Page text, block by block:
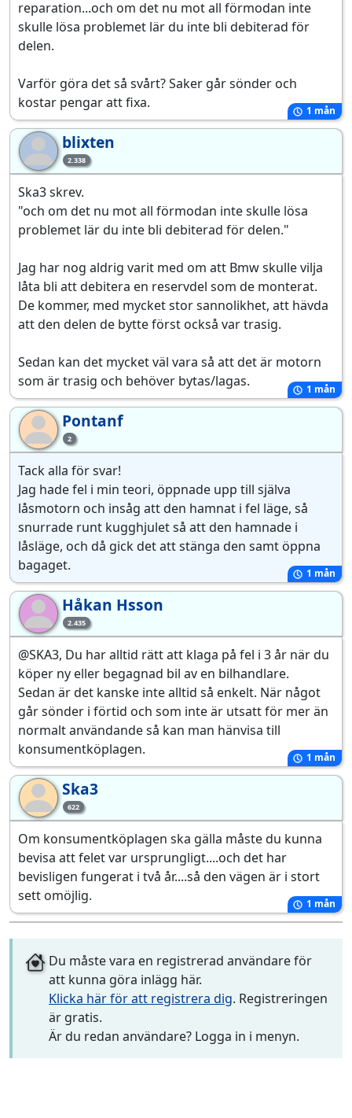
reparation...och om det nu mot all förmodan inte
skulle lösa problemet lär du inte bli debiterad för
delen.
Varför göra det så svårt? Saker går sönder och
kostar pengar att fixa.
1 mån
bl 2.338
blixten
Ska3 skrev.
"och om det nu mot all förmodan inte skulle lösa
problemet lär du inte bli debiterad för delen."
Jag har nog aldrig varit med om att Bmw skulle vilja
låta bli att debitera en reservdel som de monterat.
De kommer, med mycket stor sannolikhet, att hävda
att den delen de bytte först också var trasig.
Sedan kan det mycket väl vara så att det är motorn
som är trasig och behöver bytas/lagas.
1 mån
Po 2
Pontanf
Tack alla för svar!
Jag hade fel i min teori, öppnade upp till själva
låsmotorn och insåg att den hamnat i fel läge, så
snurrade runt kugghjulet så att den hamnade i
låsläge, och då gick det att stänga den samt öppna
bagaget.
1 mån
Hå 2.435
Håkan Hsson
@SKA3, Du har alltid rätt att klaga på fel i 3 år när du
köper ny eller begagnad bil av en bilhandlare.
Sedan är det kanske inte alltid så enkelt. När något
går sönder i förtid och som inte är utsatt för mer än
normalt användande så kan man hänvisa till
konsumentköplagen.
1 mån
Sk 622
Ska3
Om konsumentköplagen ska gälla måste du kunna
bevisa att felet var ursprungligt....och det har
bevisligen fungerat i två år....så den vägen är i stort
sett omöjlig.
1 mån
Du måste vara en registrerad användare för
att kunna göra inlägg här.
Klicka här för att registrera dig. Registreringen
är gratis.
Är du redan användare? Logga in i menyn.